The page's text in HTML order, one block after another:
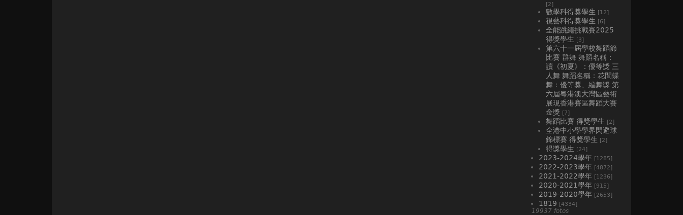
[2]
數學科得獎學生 [12]
視藝科得獎學生 [6]
全能跳繩挑戰賽2025
得獎學生 [3]
第六十一屆學校舞蹈節
比賽 群舞 舞蹈名稱：
讀《初夏》：優等獎 三
人舞 舞蹈名稱：花間蝶
舞：優等獎、編舞獎 第
六屆粵港澳大灣區藝術
展現香港賽區舞蹈大賽
金獎 [7]
舞蹈比賽 得獎學生 [2]
全港中小學學界閃避球
錦標賽 得獎學生 [2]
得獎學生 [24]
2023-2024學年 [1285]
2022-2023學年 [4872]
2021-2022學年 [1236]
2020-2021學年 [915]
2019-2020學年 [2653]
1819 [4334]
19937 fotos